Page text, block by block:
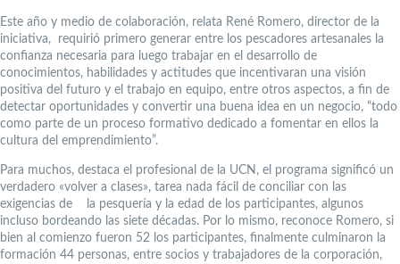
Este año y medio de colaboración, relata René Romero, director de la
iniciativa, requirió primero generar entre los pescadores artesanales la
confianza necesaria para luego trabajar en el desarrollo de
conocimientos, habilidades y actitudes que incentivaran una visión
positiva del futuro y el trabajo en equipo, entre otros aspectos, a fin de
detectar oportunidades y convertir una buena idea en un negocio, “todo
como parte de un proceso formativo dedicado a fomentar en ellos la
cultura del emprendimiento”.
Para muchos, destaca el profesional de la UCN, el programa significó un
verdadero «volver a clases», tarea nada fácil de conciliar con las
exigencias de la pesquería y la edad de los participantes, algunos
incluso bordeando las siete décadas. Por lo mismo, reconoce Romero, si
bien al comienzo fueron 52 los participantes, finalmente culminaron la
formación 44 personas, entre socios y trabajadores de la corporación,